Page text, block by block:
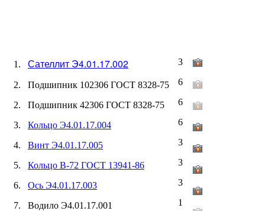
1. Сателлит Э4.01.17.002
2. Подшипник 102306 ГОСТ 8328-75
2. Подшипник 42306 ГОСТ 8328-75
3. Кольцо Э4.01.17.004
4. Винт Э4.01.17.005
5. Кольцо В-72 ГОСТ 13941-86
6. Ось Э4.01.17.003
7. Водило Э4.01.17.001
3
6
6
6
3
3
3
1